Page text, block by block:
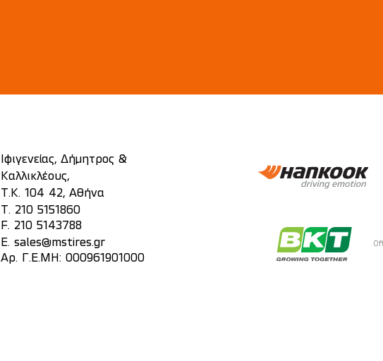
Ιφιγενείας, Δήμητρος &
Καλλικλέους,
Τ.Κ. 104 42, Αθήνα
T. 210 5151860
F. 210 5143788
E. sales@mstires.gr
Αρ. Γ.Ε.ΜΗ: 000961901000